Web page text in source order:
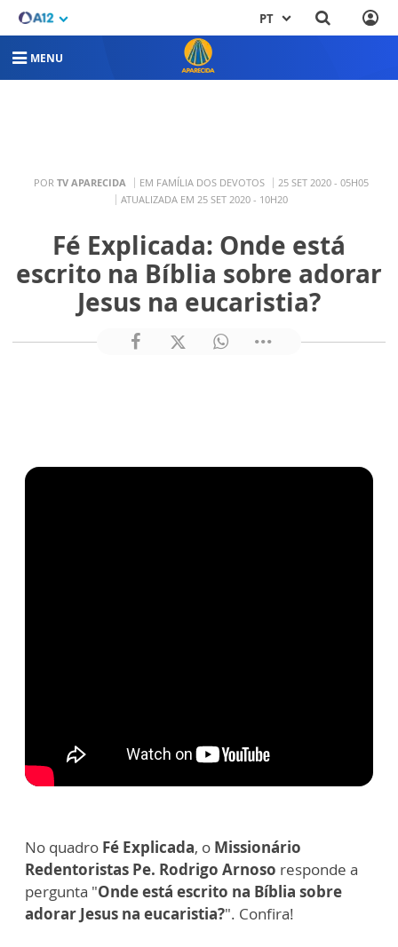
PT
MENU
POR TV APARECIDA EM FAMÍLIA DOS DEVOTOS
25 SET 2020 - 05H05
ATUALIZADA EM 25 SET 2020 - 10H20
Fé Explicada: Onde está
escrito na Bíblia sobre adorar
Jesus na eucaristia?
No quadro Fé Explicada, o Missionário
Redentoristas Pe. Rodrigo Arnoso responde a
pergunta "Onde está escrito na Bíblia sobre
adorar Jesus na eucaristia?". Confira!